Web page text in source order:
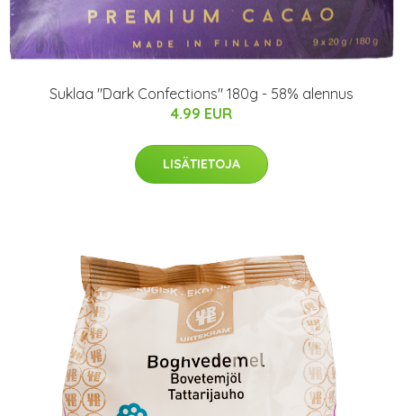
Suklaa "Dark Confections" 180g - 58% alennus
4.99 EUR
LISÄTIETOJA